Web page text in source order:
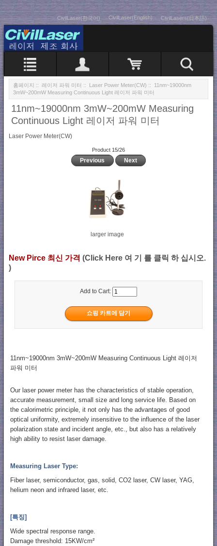
CivilLaser(한국어) CivilLaser(English) CivilLasers(日本語)
홈페이지 :: 레이저 파워 미터 :: Laser Power Meter(CW) :: 11nm~19000nm
3mW~200mW Measuring Continuous Light 레이저 파워 미터
11nm~19000nm 3mW~200mW Measuring
Continuous Light 레이저 파워 미터
Laser Power Meter(CW)
Product 15/26
Previous Next
larger image
New Pirce 최신 가격 (Click Here 여 기 를 클릭 하 십시오.
)
Add to Cart:
11nm~19000nm 3mW~200mW Measuring Continuous Light 레이저
파워 미터
Our laser power meter has the characteristics of stable operation,
accurate measurement, small size and long service life. Based on
the calorimetric principle, it not only has the advantages of good
optical uniformity, extremely insensitive to the influence of the laser
polarization state and incident angle, etc., but also has a relatively
high ability to resist laser damage.
Measuring Laser Type:
Fiber laser, semiconductor, gas, solid, CO2 laser, CW laser, YAG,
helium neon and infrared laser, etc.
[특징]
Wide spectral response range.
Damage threshold: 15KW/cm²